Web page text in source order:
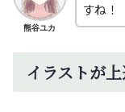
熊谷ユカ
すね！
イラストが